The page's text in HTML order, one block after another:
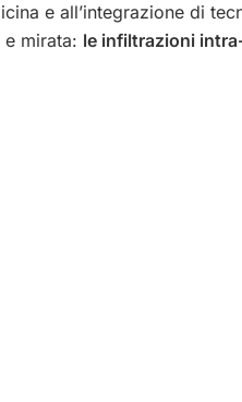
e all’integrazione di
e mirata: le infiltrazioni